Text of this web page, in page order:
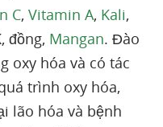
C, Vitamin A, Kali,
đồng, Mangan. Đào
oxy hóa và có tác
trình oxy hóa,
lão hóa và bệnh